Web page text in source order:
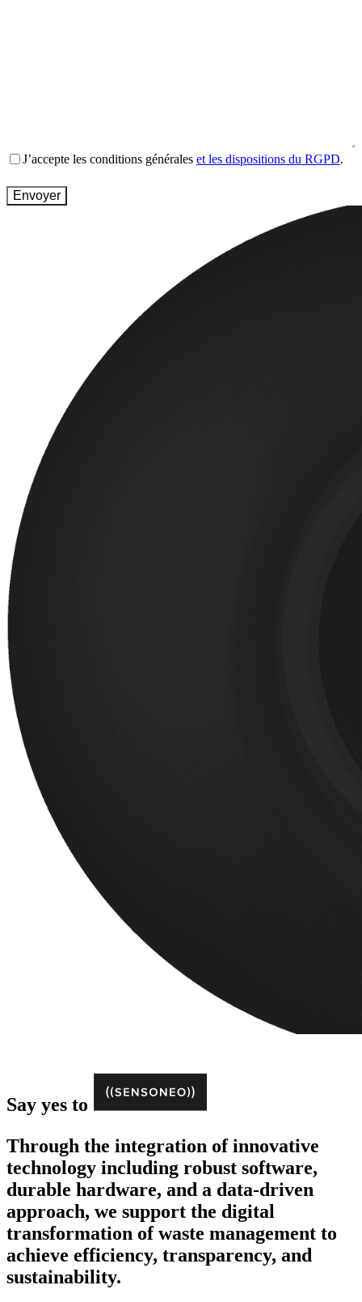
Terms
conditions(Nécessaire)
J’accepte les conditions générales et les dispositions du RGPD.
Say yes to
Through the integration of innovative
technology including robust software,
durable hardware, and a data-driven
approach, we support the digital
transformation of waste management to
achieve efficiency, transparency, and
sustainability.